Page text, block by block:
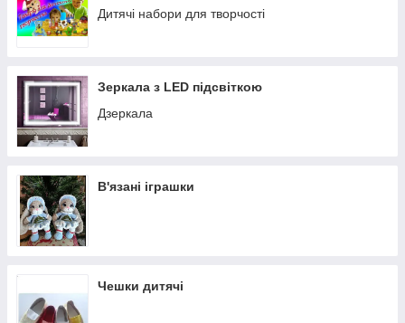
Дитячі набори для творчості
Зеркала з LED підсвіткою
Дзеркала
В'язані іграшки
Чешки дитячі